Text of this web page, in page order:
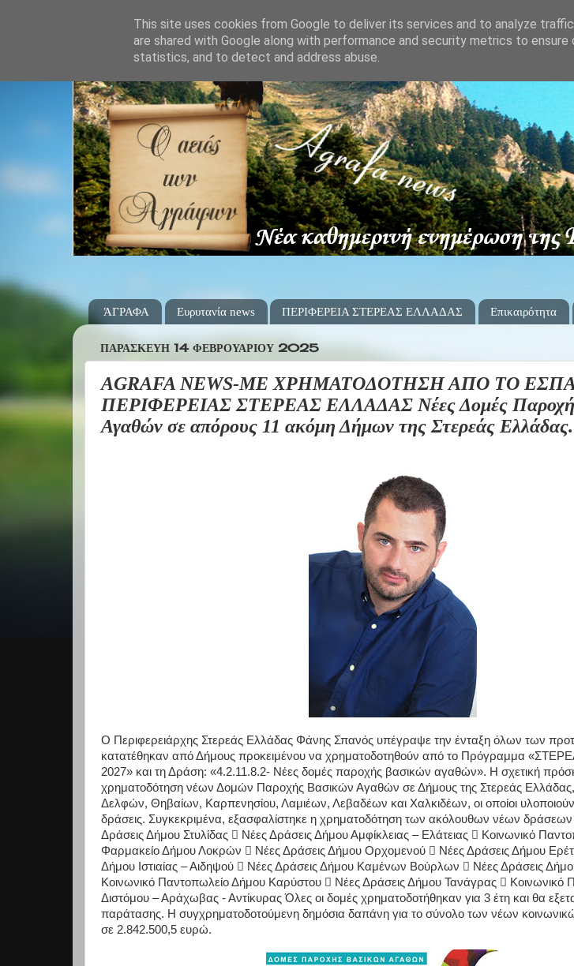
ΆΓΡΑΦΑ Ευρυτανία news ΠΕΡΙΦΕΡΕΙΑ ΣΤΕΡΕΑΣ ΕΛΛΑΔΑΣ Επικαιρότητα
ΠΑΡΑΣΚΕΥΉ 14 ΦΕΒΡΟΥΑΡΊΟΥ 2025
AGRAFA NEWS-ΜΕ ΧΡΗΜΑΤΟΔΟΤΗΣΗ ΑΠΟ ΤΟ
ΠΕΡΙΦΕΡΕΙΑΣ ΣΤΕΡΕΑΣ ΕΛΛΑΔΑΣ Νέες Δομές
Αγαθών σε απόρους 11 ακόμη Δήμων της Στερεάς Ελλάδας.
Ο Περιφερειάρχης Στερεάς Ελλάδας Φάνης Σπανός υπέγραψε την ένταξη όλων των
κατατέθηκαν από Δήμους προκειμένου να χρηματοδοτηθούν από το Πρόγραμμα
2027» και τη Δράση: «4.2.11.8.2- Νέες δομές παροχής βασικών αγαθών». Η σχετική
χρηματοδότηση νέων Δομών Παροχής Βασικών Αγαθών σε Δήμους της Στερεάς
Δελφών, Θηβαίων, Καρπενησίου, Λαμιέων, Λεβαδέων και Χαλκιδέων, οι οποίοι υλοποιούν
δράσεις. Συγκεκριμένα, εξασφαλίστηκε η χρηματοδότηση των ακόλουθων νέων
Δράσεις Δήμου Στυλίδας  Νέες Δράσεις Δήμου Αμφίκλειας – Ελάτειας  Κοινωνικό
Φαρμακείο Δήμου Λοκρών  Νέες Δράσεις Δήμου Ορχομενού  Νέες Δράσεις Δήμου
Δήμου Ιστιαίας – Αιδηψού  Νέες Δράσεις Δήμου Καμένων Βούρλων  Νέες Δράσεις
Κοινωνικό Παντοπωλείο Δήμου Καρύστου  Νέες Δράσεις Δήμου Τανάγρας  Κοινωνικό
Διστόμου – Αράχωβας - Αντίκυρας Όλες οι δομές χρηματοδοτήθηκαν για 3 έτη και θα
παράτασης. Η συγχρηματοδοτούμενη δημόσια δαπάνη για το σύνολο των νέων
σε 2.842.500,5 ευρώ.
This site uses cookies from Google to deliver its services and to analyze
are shared with Google along with performance and security metrics to
statistics, and to detect and address abuse.